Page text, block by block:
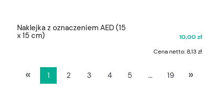
Naklejka z oznaczeniem AED (15
x 15 cm)
10,00 zł
Cena netto:8,13 zł
« 1 2 3 4 5 ... 19 »